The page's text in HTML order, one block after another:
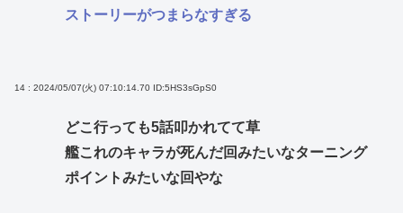
ストーリーがつまらなすぎる
14 : 2024/05/07(火) 07:10:14.70 ID:5HS3sGpS0
どこ行っても5話叩かれてて草
艦これのキャラが死んだ回みたいなターニング
ポイントみたいな回やな